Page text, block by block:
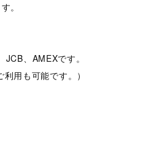
。
、AMEXです。
用も可能です。）